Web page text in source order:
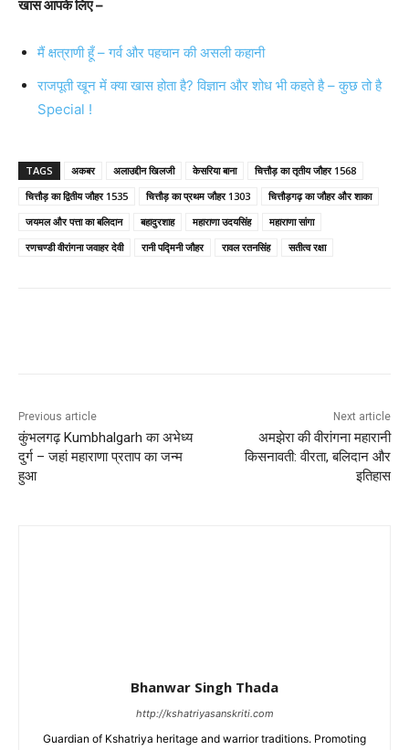
खास आपके लिए –
मैं क्षत्राणी हूँ – गर्व और पहचान की असली कहानी
राजपूती खून में क्या खास होता है? विज्ञान और शोध भी कहते है – कुछ तो है
Special !
TAGS अकबर अलाउद्दीन खिलजी केसरिया बाना
चित्तौड़ का तृतीय जौहर 1568
चित्तौड़ का द्वितीय जौहर 1535
चित्तौड़ का प्रथम जौहर 1303
चित्तौड़गढ़ का जौहर और शाका
जयमल और पत्ता का बलिदान
बहादुरशाह महाराणा उदयसिंह
महाराणा सांगा
रणचण्डी वीरांगना जवाहर देवी
रानी पद्मिनी जौहर रावल रतनसिंह सतीत्व रक्षा
Previous article
कुंभलगढ़ Kumbhalgarh का अभेध्य
दुर्ग – जहां महाराणा प्रताप का जन्म
हुआ
Next article
अमझेरा की वीरांगना महारानी
किसनावती: वीरता, बलिदान और
इतिहास
Bhanwar Singh Thada
http://kshatriyasanskriti.com
Guardian of Kshatriya heritage and warrior traditions. Promoting